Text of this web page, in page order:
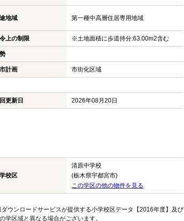
地域 第一種中高層住居専用地域
上の制限 ※土地面積に歩道持分:63.00m2含む
計画 市街化区域
更新日
2026年08月20日
校区
清原中学校
(栃木県宇都宮市)
この学区の他の物件を見る
ウンロードサービスが提供する小学校区データ【2016年度】及び
区域と異なる場合がございます。